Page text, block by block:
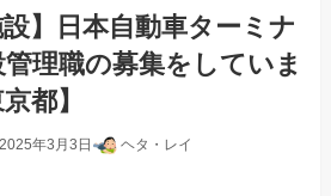
設】日本自動車ターミナ
理職の募集をしていま
都】
2025年3月3日 ヘタ・レイ